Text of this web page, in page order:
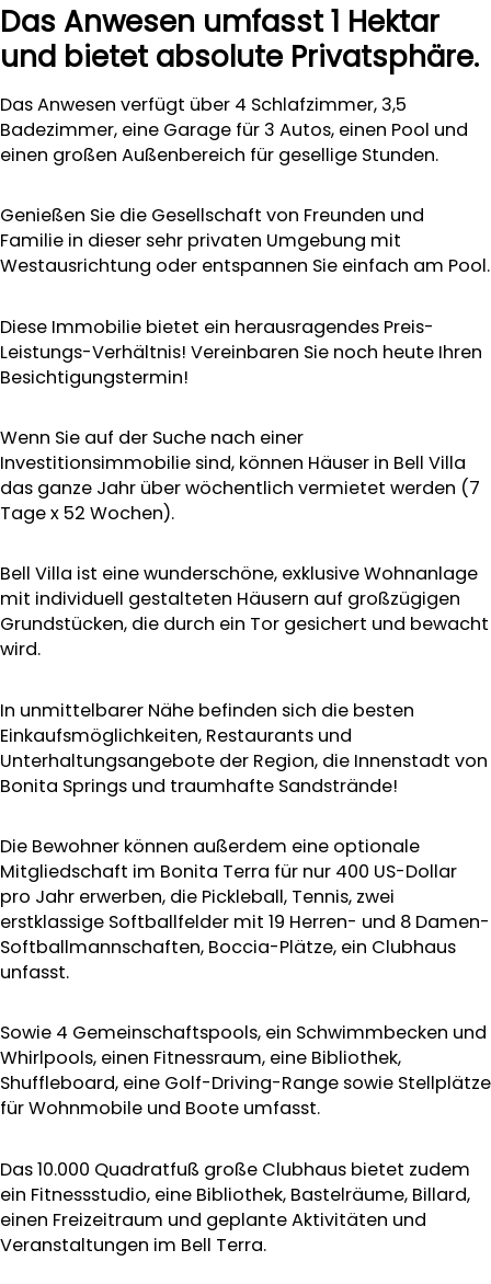
Das Anwesen umfasst 1 Hektar
und bietet absolute Privatsphäre.
Das Anwesen verfügt über 4 Schlafzimmer, 3,5
Badezimmer, eine Garage für 3 Autos, einen Pool und
einen großen Außenbereich für gesellige Stunden.
Genießen Sie die Gesellschaft von Freunden und
Familie in dieser sehr privaten Umgebung mit
Westausrichtung oder entspannen Sie einfach am Pool.
Diese Immobilie bietet ein herausragendes Preis-
Leistungs-Verhältnis! Vereinbaren Sie noch heute Ihren
Besichtigungstermin!
Wenn Sie auf der Suche nach einer
Investitionsimmobilie sind, können Häuser in Bell Villa
das ganze Jahr über wöchentlich vermietet werden (7
Tage x 52 Wochen).
Bell Villa ist eine wunderschöne, exklusive Wohnanlage
mit individuell gestalteten Häusern auf großzügigen
Grundstücken, die durch ein Tor gesichert und bewacht
wird.
In unmittelbarer Nähe befinden sich die besten
Einkaufsmöglichkeiten, Restaurants und
Unterhaltungsangebote der Region, die Innenstadt von
Bonita Springs und traumhafte Sandstrände!
Die Bewohner können außerdem eine optionale
Mitgliedschaft im Bonita Terra für nur 400 US-Dollar
pro Jahr erwerben, die Pickleball, Tennis, zwei
erstklassige Softballfelder mit 19 Herren- und 8 Damen-
Softballmannschaften, Boccia-Plätze, ein Clubhaus
unfasst.
Sowie 4 Gemeinschaftspools, ein Schwimmbecken und
Whirlpools, einen Fitnessraum, eine Bibliothek,
Shuffleboard, eine Golf-Driving-Range sowie Stellplätze
für Wohnmobile und Boote umfasst.
Das 10.000 Quadratfuß große Clubhaus bietet zudem
ein Fitnessstudio, eine Bibliothek, Bastelräume, Billard,
einen Freizeitraum und geplante Aktivitäten und
Veranstaltungen im Bell Terra.